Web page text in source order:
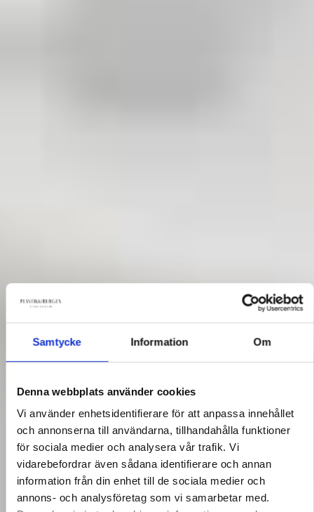
Samtycke Information Om
Denna webbplats använder cookies
Vi använder enhetsidentifierare för att anpassa innehållet
och annonserna till användarna, tillhandahålla funktioner
för sociala medier och analysera vår trafik. Vi
vidarebefordrar även sådana identifierare och annan
information från din enhet till de sociala medier och
annons- och analysföretag som vi samarbetar med.